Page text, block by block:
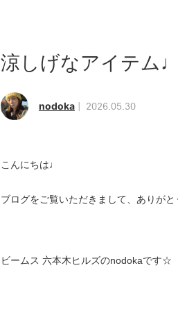
涼しげなアイテム♩
nodoka 2026.05.30
こんにちは♩
ブログをご覧いただきまして、ありがと
ビームス 六本木ヒルズのnodokaです☆